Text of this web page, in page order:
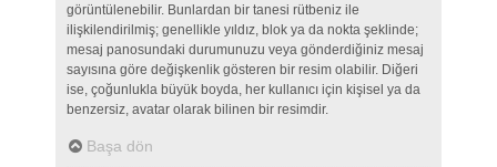
görüntülenebilir. Bunlardan bir tanesi rütbeniz ile
ilişkilendirilmiş; genellikle yıldız, blok ya da nokta şeklinde;
mesaj panosundaki durumunuzu veya gönderdiğiniz mesaj
sayısına göre değişkenlik gösteren bir resim olabilir. Diğeri
ise, çoğunlukla büyük boyda, her kullanıcı için kişisel ya da
benzersiz, avatar olarak bilinen bir resimdir.
Başa dön